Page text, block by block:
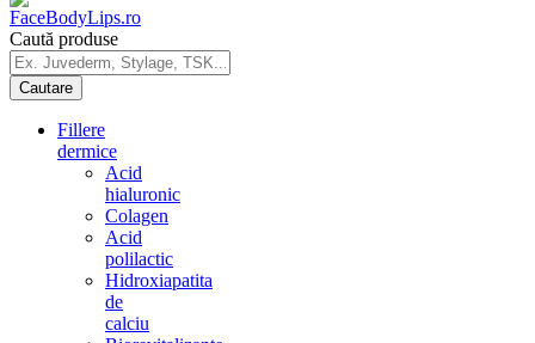
Caută produse
Fillere
dermice
Acid
hialuronic
Colagen
Acid
polilactic
Hidroxiapatita
de
calciu